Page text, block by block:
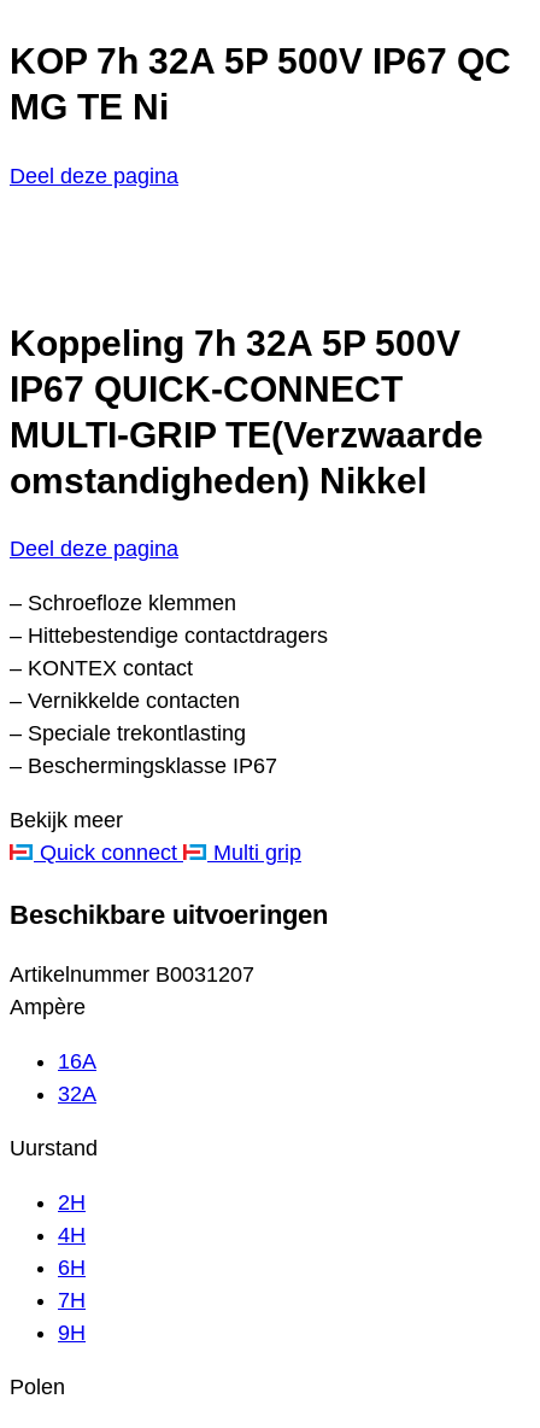
KOP 7h 32A 5P 500V IP67 QC
MG TE Ni
Deel deze pagina
Koppeling 7h 32A 5P 500V
IP67 QUICK-CONNECT
MULTI-GRIP TE(Verzwaarde
omstandigheden) Nikkel
Deel deze pagina
– Schroefloze klemmen
– Hittebestendige contactdragers
– KONTEX contact
– Vernikkelde contacten
– Speciale trekontlasting
– Beschermingsklasse IP67
Bekijk meer
Quick connect
Multi grip
Beschikbare uitvoeringen
Artikelnummer B0031207
Ampère
16A
32A
Uurstand
2H
4H
6H
7H
9H
Polen